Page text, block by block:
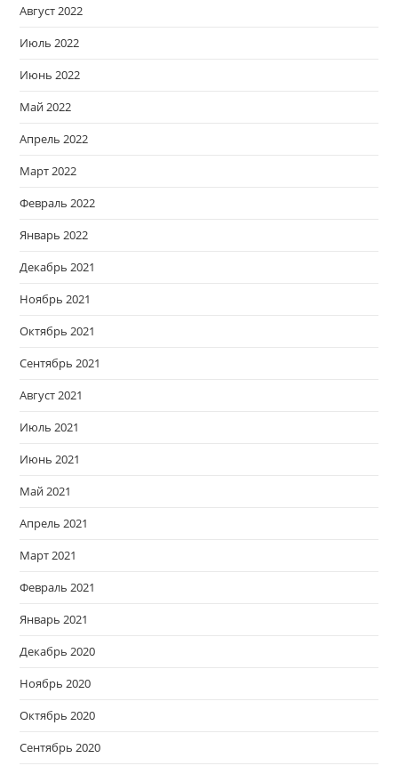
Август 2022
Июль 2022
Июнь 2022
Май 2022
Апрель 2022
Март 2022
Февраль 2022
Январь 2022
Декабрь 2021
Ноябрь 2021
Октябрь 2021
Сентябрь 2021
Август 2021
Июль 2021
Июнь 2021
Май 2021
Апрель 2021
Март 2021
Февраль 2021
Январь 2021
Декабрь 2020
Ноябрь 2020
Октябрь 2020
Сентябрь 2020